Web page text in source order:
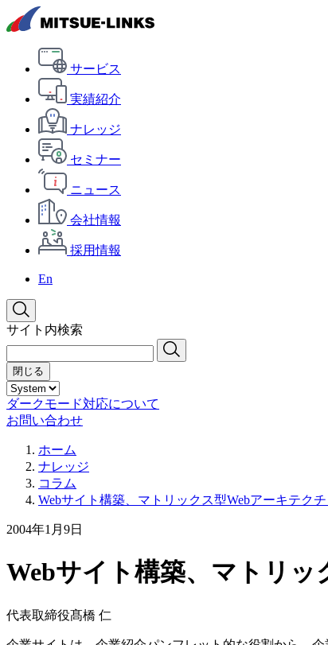
サービス
実績紹介
ナレッジ
セミナー
ニュース
会社情報
採用情報
En
サイト内検索
閉じる
ダークモード対応について
お問い合わせ
ホーム
ナレッジ
コラム
Webサイト構築、マトリックス型Webアーキテク
2004年1月9日
Webサイト構築、マトリ
代表取締役髙橋 仁